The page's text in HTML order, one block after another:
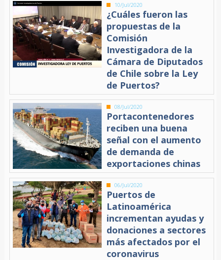
10/Jul/2020
¿Cuáles fueron las
propuestas de la
Comisión
Investigadora de la
Cámara de Diputados
de Chile sobre la Ley
de Puertos?
08/Jul/2020
Portacontenedores
reciben una buena
señal con el aumento
de demanda de
exportaciones chinas
06/Jul/2020
Puertos de
Latinoamérica
incrementan ayudas y
donaciones a sectores
más afectados por el
coronavirus